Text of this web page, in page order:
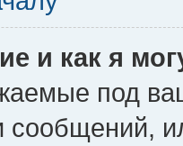
и как я
под
сообщений,